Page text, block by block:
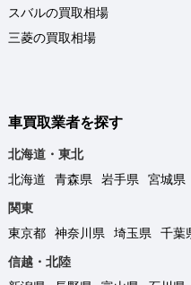
スバルの買取相場
三菱の買取相場
車買取業者を探す
北海道・東北
北海道
青森県 岩手県 宮城県
関東
東京都
神奈川県 埼玉県 千葉
信越・北陸